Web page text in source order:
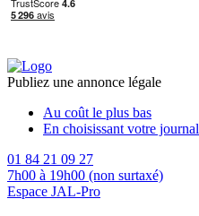
Publiez une annonce légale
Au coût le plus bas
En choisissant votre journal
01 84 21 09 27
7h00 à 19h00 (non surtaxé)
Espace JAL-Pro